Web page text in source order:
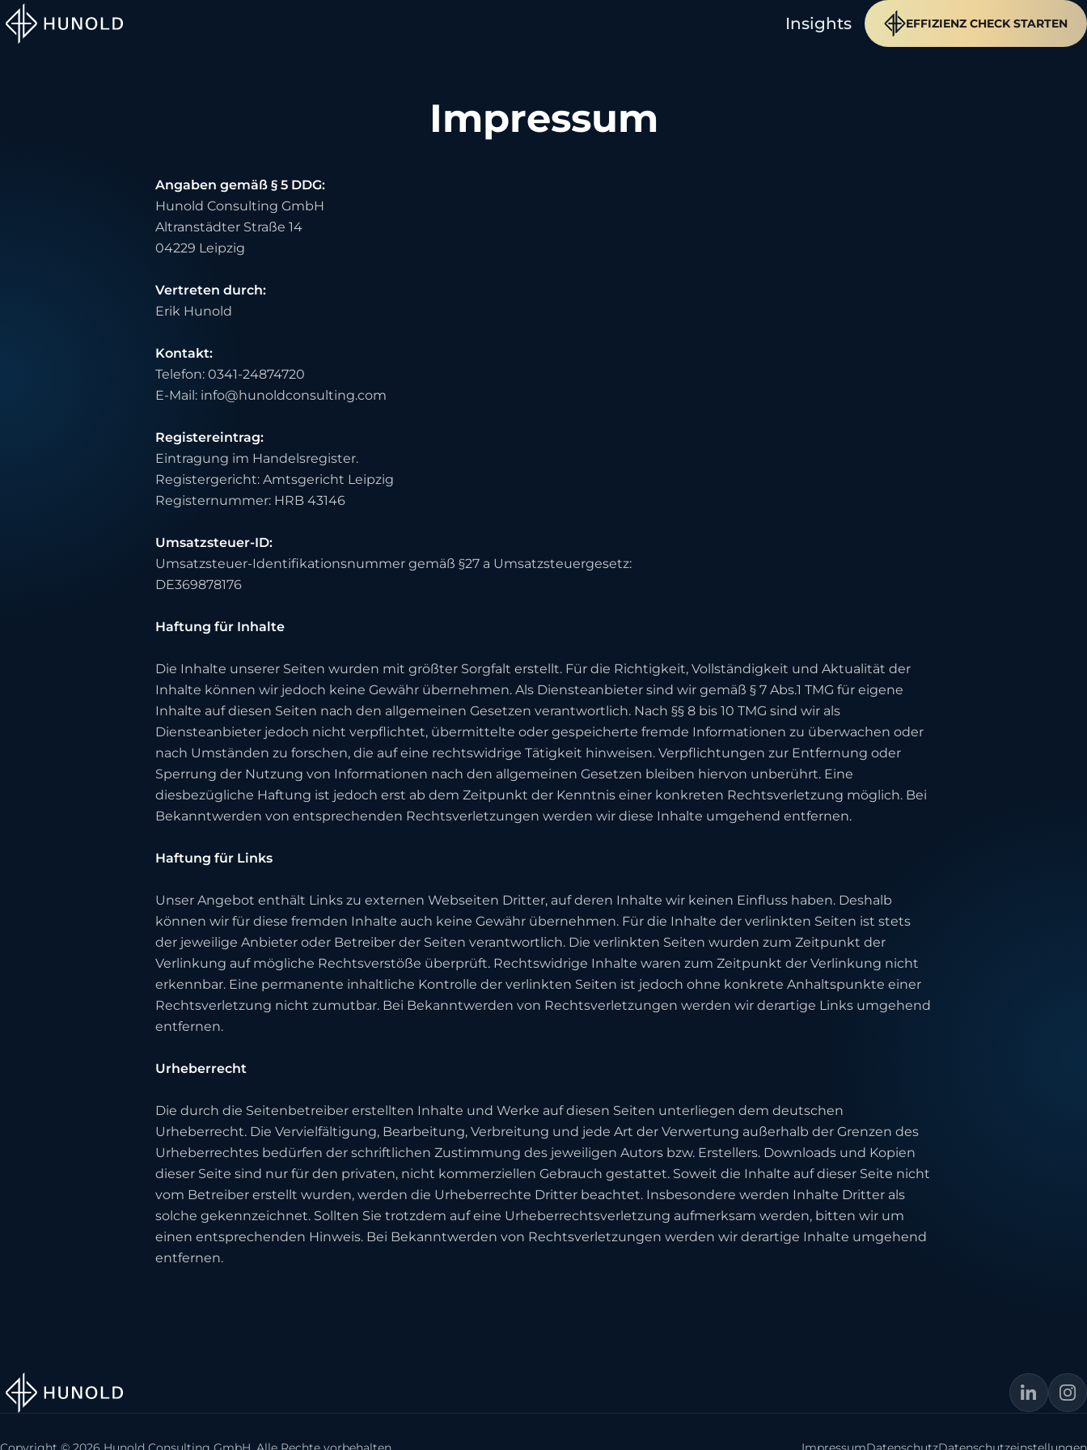
Insights EFFIZIENZ CHECK STARTEN
Impressum
Angaben gemäß § 5 DDG:
Hunold Consulting GmbH
Altranstädter Straße 14
04229 Leipzig
Vertreten durch:
Erik Hunold
Kontakt:
Telefon: 0341-24874720
E-Mail: info@hunoldconsulting.com
Registereintrag:
Eintragung im Handelsregister.
Registergericht: Amtsgericht Leipzig
Registernummer: HRB 43146
Umsatzsteuer-ID:
Umsatzsteuer-Identifikationsnummer gemäß §27 a Umsatzsteuergesetz:
DE369878176
Haftung für Inhalte
Die Inhalte unserer Seiten wurden mit größter Sorgfalt erstellt. Für die Richtigkeit, Vollständigkeit und Aktualität der
Inhalte können wir jedoch keine Gewähr übernehmen. Als Diensteanbieter sind wir gemäß § 7 Abs.1 TMG für eigene
Inhalte auf diesen Seiten nach den allgemeinen Gesetzen verantwortlich. Nach §§ 8 bis 10 TMG sind wir als
Diensteanbieter jedoch nicht verpflichtet, übermittelte oder gespeicherte fremde Informationen zu überwachen oder
nach Umständen zu forschen, die auf eine rechtswidrige Tätigkeit hinweisen. Verpflichtungen zur Entfernung oder
Sperrung der Nutzung von Informationen nach den allgemeinen Gesetzen bleiben hiervon unberührt. Eine
diesbezügliche Haftung ist jedoch erst ab dem Zeitpunkt der Kenntnis einer konkreten Rechtsverletzung möglich. Bei
Bekanntwerden von entsprechenden Rechtsverletzungen werden wir diese Inhalte umgehend entfernen.
Haftung für Links
Unser Angebot enthält Links zu externen Webseiten Dritter, auf deren Inhalte wir keinen Einfluss haben. Deshalb
können wir für diese fremden Inhalte auch keine Gewähr übernehmen. Für die Inhalte der verlinkten Seiten ist stets
der jeweilige Anbieter oder Betreiber der Seiten verantwortlich. Die verlinkten Seiten wurden zum Zeitpunkt der
Verlinkung auf mögliche Rechtsverstöße überprüft. Rechtswidrige Inhalte waren zum Zeitpunkt der Verlinkung nicht
erkennbar. Eine permanente inhaltliche Kontrolle der verlinkten Seiten ist jedoch ohne konkrete Anhaltspunkte einer
Rechtsverletzung nicht zumutbar. Bei Bekanntwerden von Rechtsverletzungen werden wir derartige Links umgehend
entfernen.
Urheberrecht
Die durch die Seitenbetreiber erstellten Inhalte und Werke auf diesen Seiten unterliegen dem deutschen
Urheberrecht. Die Vervielfältigung, Bearbeitung, Verbreitung und jede Art der Verwertung außerhalb der Grenzen des
Urheberrechtes bedürfen der schriftlichen Zustimmung des jeweiligen Autors bzw. Erstellers. Downloads und Kopien
dieser Seite sind nur für den privaten, nicht kommerziellen Gebrauch gestattet. Soweit die Inhalte auf dieser Seite nicht
vom Betreiber erstellt wurden, werden die Urheberrechte Dritter beachtet. Insbesondere werden Inhalte Dritter als
solche gekennzeichnet. Sollten Sie trotzdem auf eine Urheberrechtsverletzung aufmerksam werden, bitten wir um
einen entsprechenden Hinweis. Bei Bekanntwerden von Rechtsverletzungen werden wir derartige Inhalte umgehend
entfernen.